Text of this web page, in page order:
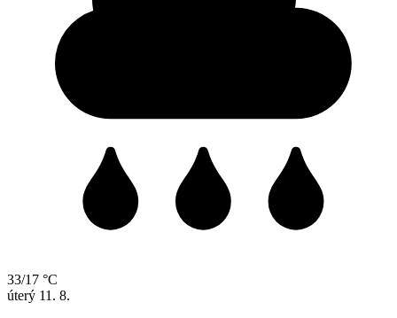
33/17 °C
úterý 11. 8.